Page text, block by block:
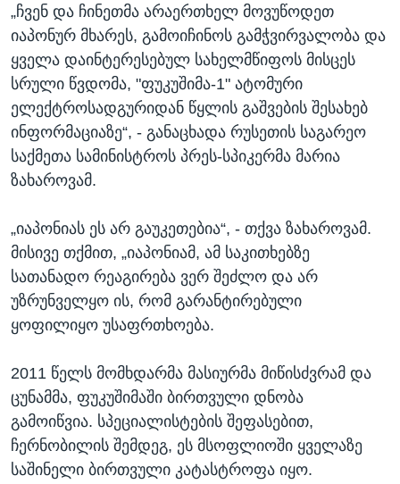
„ჩვენ და ჩინეთმა არაერთხელ მოვუწოდეთ
იაპონურ მხარეს, გამოიჩინოს გამჭვირვალობა და
ყველა დაინტერესებულ სახელმწიფოს მისცეს
სრული წვდომა, "ფუკუშიმა-1" ატომური
ელექტროსადგურიდან წყლის გაშვების შესახებ
ინფორმაციაზე“, - განაცხადა რუსეთის საგარეო
საქმეთა სამინისტროს პრეს-სპიკერმა მარია
ზახაროვამ.
„იაპონიას ეს არ გაუკეთებია“, - თქვა ზახაროვამ.
მისივე თქმით, „იაპონიამ, ამ საკითხებზე
სათანადო რეაგირება ვერ შეძლო და არ
უზრუნველყო ის, რომ გარანტირებული
ყოფილიყო უსაფრთხოება.
2011 წელს მომხდარმა მასიურმა მიწისძვრამ და
ცუნამმა, ფუკუშიმაში ბირთვული დნობა
გამოიწვია. სპეციალისტების შეფასებით,
ჩერნობილის შემდეგ, ეს მსოფლიოში ყველაზე
საშინელი ბირთვული კატასტროფა იყო.